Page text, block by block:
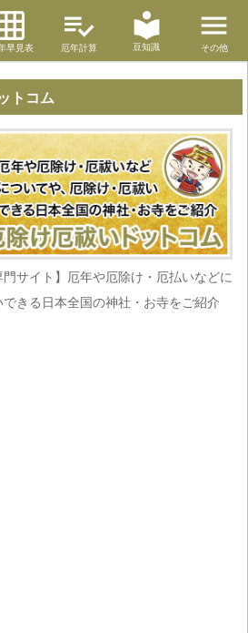
早見表 厄年計算 豆知識 その他
トコム
門サイト】厄年や厄除け・厄払いなどに
きる日本全国の神社・お寺をご紹介